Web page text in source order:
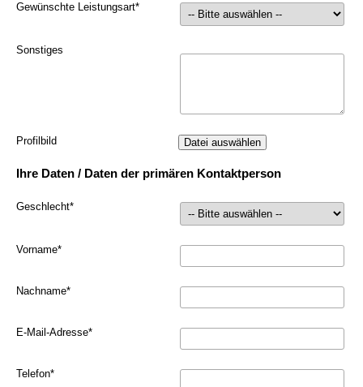
Gewünschte Leistungsart*
Sonstiges
Profilbild
Ihre Daten / Daten der primären Kontaktperson
Geschlecht*
Vorname*
Nachname*
E-Mail-Adresse*
Telefon*